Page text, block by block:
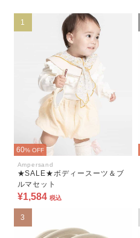
1
60% OFF
Ampersand
★SALE★ボディースーツ＆ブ
ルマセット
¥1,584 税込
3